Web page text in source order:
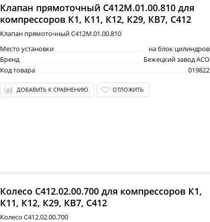
Клапан прямоточный С412М.01.00.810 для
компрессоров К1, К11, К12, К29, КВ7, С412
Клапан прямоточный С412М.01.00.810
Место установки
на блок цилиндров
Бренд
Бежецкий завод АСО
Код товара
019822
ДОБАВИТЬ К СРАВНЕНИЮ ОТЛОЖИТЬ
Колесо С412.02.00.700 для компрессоров К1,
К11, К12, К29, КВ7, С412
Колесо С412.02.00.700